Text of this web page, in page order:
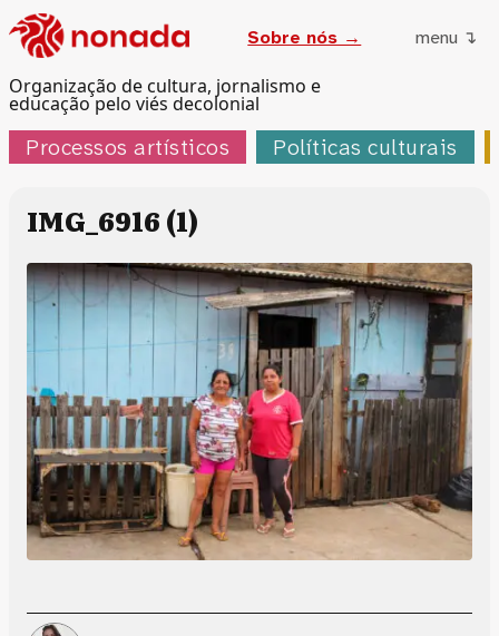
Organização de cultura, jornalismo e
educação pelo viés decolonial
Sobre nós → menu ↴
Processos artísticos Políticas culturais
IMG_6916 (1)